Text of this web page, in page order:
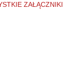
ZAŁĄCZNIKI